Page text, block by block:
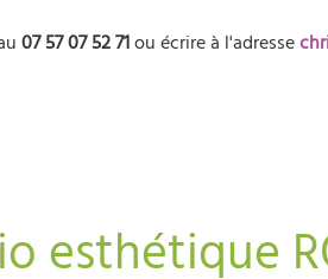
07 57 07 52 71ou écrire à l'adresse
esthétique